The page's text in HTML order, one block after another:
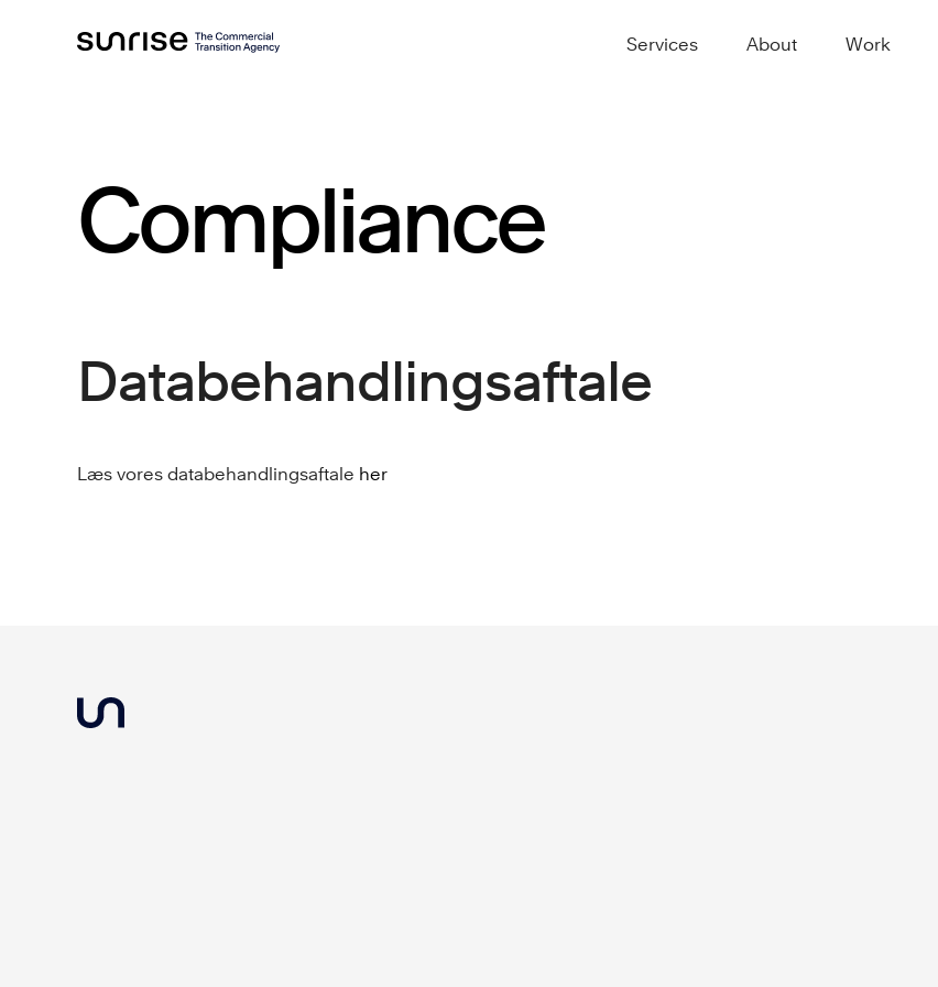
Services About Work
Compliance
Databehandlings­aftale
Læs vores databehandlingsaftale her